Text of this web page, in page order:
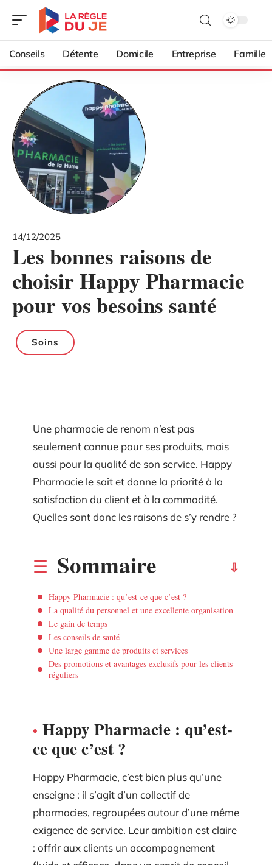
Conseils Détente Domicile Entreprise Famille
14/12/2025
Les bonnes raisons de
choisir Happy Pharmacie
pour vos besoins santé
Soins
Une pharmacie de renom n’est pas
seulement connue pour ses produits, mais
aussi pour la qualité de son service. Happy
Pharmacie le sait et donne la priorité à la
satisfaction du client et à la commodité.
Quelles sont donc les raisons de s’y rendre ?
Sommaire
Happy Pharmacie : qu’est-ce que c’est ?
La qualité du personnel et une excellente organisation
Le gain de temps
Les conseils de santé
Une large gamme de produits et services
Des promotions et avantages exclusifs pour les clients
réguliers
Happy Pharmacie : qu’est-
ce que c’est ?
Happy Pharmacie, c’est bien plus qu’une
enseigne : il s’agit d’un collectif de
pharmacies, regroupées autour d’une même
exigence de service. Leur ambition est claire
: offrir aux clients un accompagnement